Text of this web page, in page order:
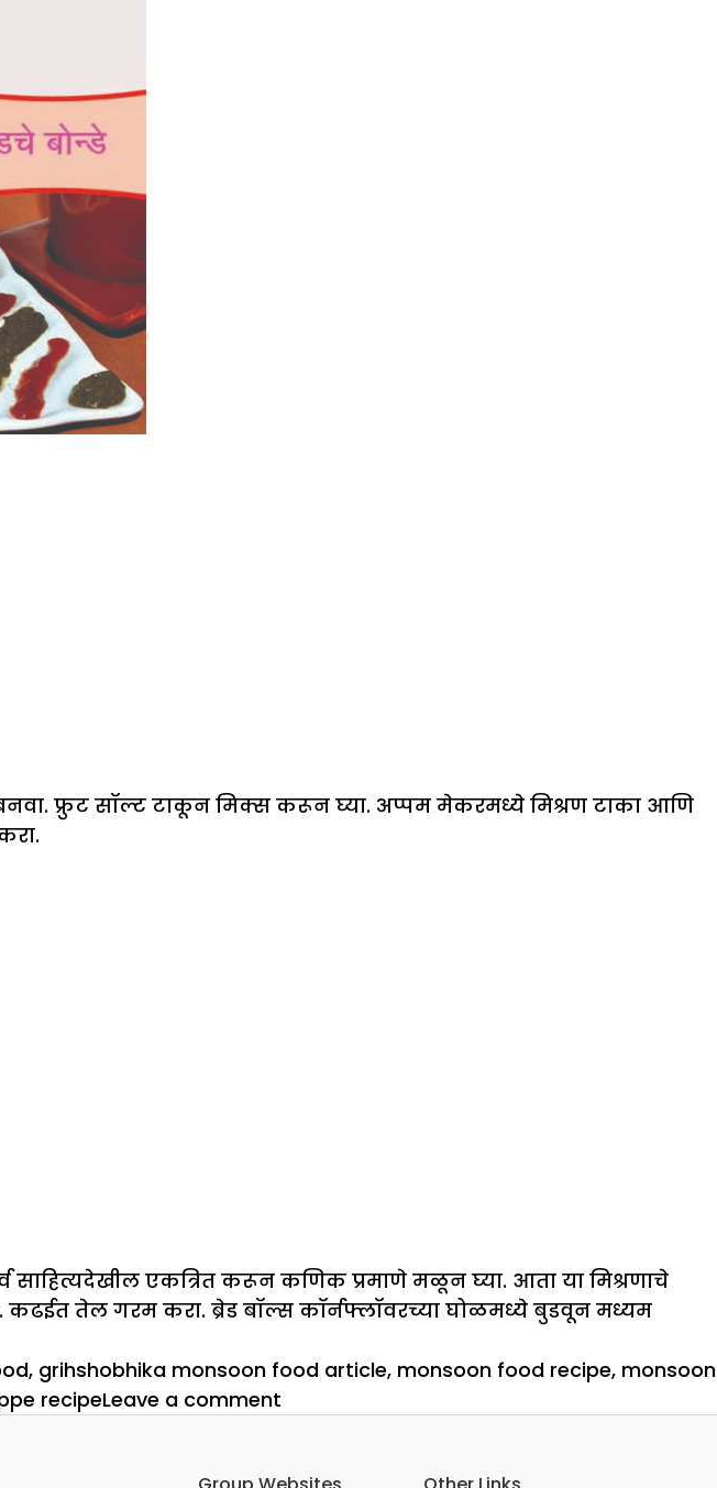
फ्रुट सॉल्ट टाकून मिक्स करून घ्या. अप्पम मेकरमध्ये मिश्रण टाका आणि
एकत्रित करून कणिक प्रमाणे मळून घ्या. आता या मिश्रणाचे
तेल गरम करा. ब्रेड बॉल्स कॉर्नफ्लॉवरच्या घोळमध्ये बुडवून मध्यम
, grihshobhika monsoon food article, monsoon food recipe, monsoon
recipeLeave a comment